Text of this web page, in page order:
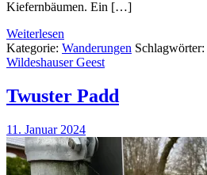
Kiefernbäumen. Ein […]
Weiterlesen
Kategorie: Wanderungen Schlagwörter:
Wildeshauser Geest
Twuster Padd
11. Januar 2024